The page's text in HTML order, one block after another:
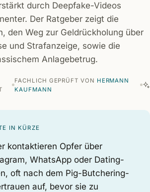
durch Deepfake-Videos
Der Ratgeber zeigt die
den Weg zur Geldrückholung über
und Strafanzeige, sowie die
Anlagebetrug.
FACHLICH GEPRÜFT VON HERMANN
KAUFMANN
IN KÜRZE
kontaktieren Opfer über
WhatsApp oder Dating-
oft nach dem Pig-Butchering-
auf, bevor sie zu